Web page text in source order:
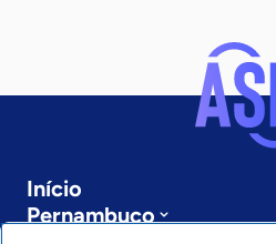
Início
Pernambuco